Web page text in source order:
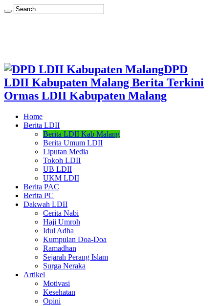
DPD
LDII Kabupaten Malang Berita Terkini
Ormas LDII Kabupaten Malang
Home
Berita LDII
Berita LDII Kab Malang
Berita Umum LDII
Liputan Media
Tokoh LDII
UB LDII
UKM LDII
Berita PAC
Berita PC
Dakwah LDII
Cerita Nabi
Haji Umroh
Idul Adha
Kumpulan Doa-Doa
Ramadhan
Sejarah Perang Islam
Surga Neraka
Artikel
Motivasi
Kesehatan
Opini